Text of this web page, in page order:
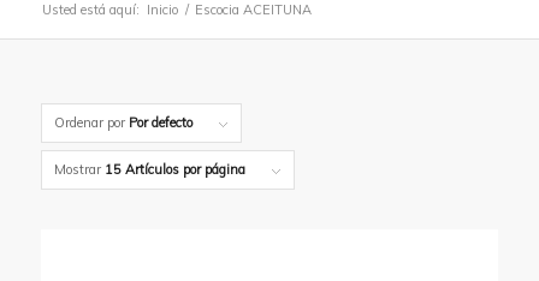
Usted está aquí: Inicio / Escocia ACEITUNA
Ordenar por Por defecto
Mostrar 15 Artículos por página